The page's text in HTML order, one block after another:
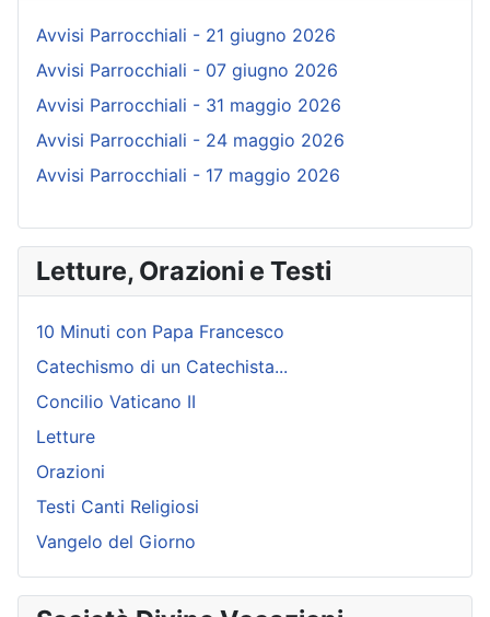
Avvisi Parrocchiali - 21 giugno 2026
Avvisi Parrocchiali - 07 giugno 2026
Avvisi Parrocchiali - 31 maggio 2026
Avvisi Parrocchiali - 24 maggio 2026
Avvisi Parrocchiali - 17 maggio 2026
Letture, Orazioni e Testi
10 Minuti con Papa Francesco
Catechismo di un Catechista...
Concilio Vaticano II
Letture
Orazioni
Testi Canti Religiosi
Vangelo del Giorno